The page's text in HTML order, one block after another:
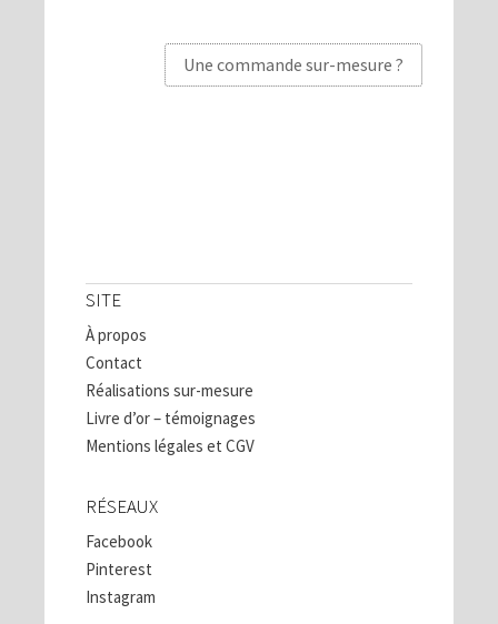
Une commande sur-mesure ?
SITE
À propos
Contact
Réalisations sur-mesure
Livre d’or – témoignages
Mentions légales et CGV
RÉSEAUX
Facebook
Pinterest
Instagram